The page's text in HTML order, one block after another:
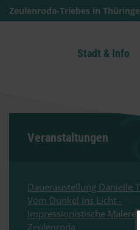
Zeulenroda-Triebes in
Stadt & Info
Veranstaltungen
Daueraustellung Danielle
Vom Dunkel ins Licht -
Impressionistische
Zeulenroda